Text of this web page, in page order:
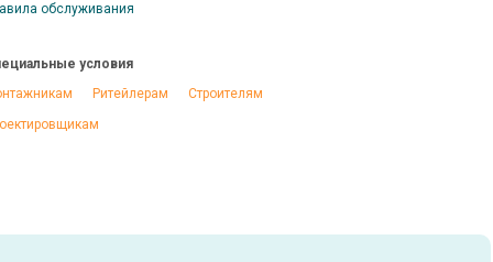
обслуживания
условия
Ритейлерам
Строителям